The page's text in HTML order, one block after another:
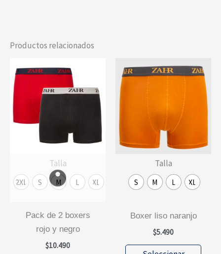
Productos relacionados
Talla
2XL S M L XL
pack de 2 boxers
rojo y negro
$10.490
Talla
S M L XL
boxer liso naranjo
$5.490
Este